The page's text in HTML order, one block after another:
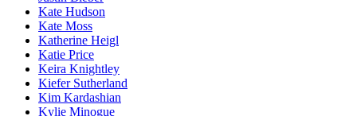
Kate Hudson
Kate Moss
Katherine Heigl
Katie Price
Keira Knightley
Kiefer Sutherland
Kim Kardashian
Kylie Minogue